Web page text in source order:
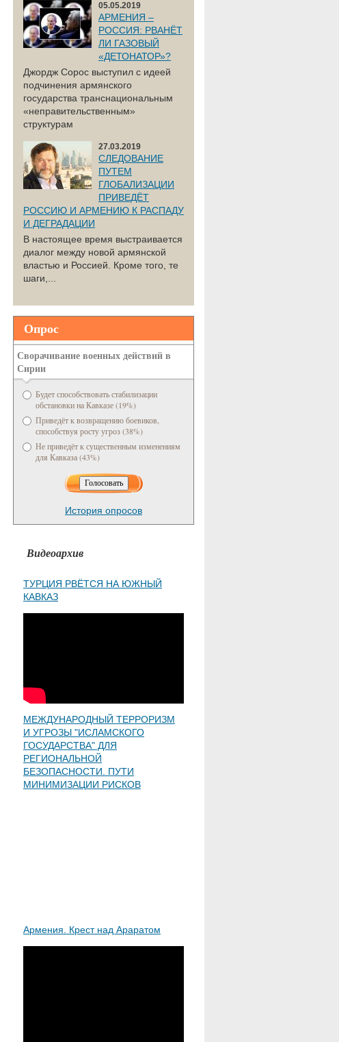
05.05.2019
АРМЕНИЯ –
РОССИЯ: РВАНЁТ
ЛИ ГАЗОВЫЙ
«ДЕТОНАТОР»?
Джордж Сорос выступил с идеей
подчинения армянского
государства транснациональным
«неправительственным»
структурам
27.03.2019
СЛЕДОВАНИЕ
ПУТЕМ
ГЛОБАЛИЗАЦИИ
ПРИВЕДЁТ
РОССИЮ И АРМЕНИЮ К РАСПАДУ
И ДЕГРАДАЦИИ
В настоящее время выстраивается
диалог между новой армянской
властью и Россией. Кроме того, те
шаги,...
Опрос
Сворачивание военных действий в
Сирии
Будет способствовать стабилизации
обстановки на Кавказе (19%)
Приведёт к возвращению боевиков,
способствуя росту угроз (38%)
Не приведёт к существенным изменениям
для Кавказа (43%)
История опросов
Видеоархив
ТУРЦИЯ РВЁТСЯ НА ЮЖНЫЙ
КАВКАЗ
МЕЖДУНАРОДНЫЙ ТЕРРОРИЗМ
И УГРОЗЫ "ИСЛАМСКОГО
ГОСУДАРСТВА" ДЛЯ
РЕГИОНАЛЬНОЙ
БЕЗОПАСНОСТИ. ПУТИ
МИНИМИЗАЦИИ РИСКОВ
Армения. Крест над Араратом